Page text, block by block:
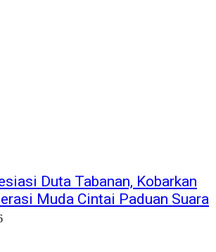
Duta Tabanan, Kobarkan
Muda Cintai Paduan Suara